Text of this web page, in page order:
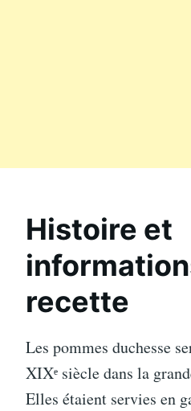
Histoire et
recette
Les pommes duchesse
XIXᵉ siècle dans la
Elles étaient servies en